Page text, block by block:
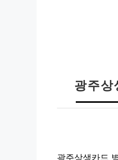
광주
광주상생카드